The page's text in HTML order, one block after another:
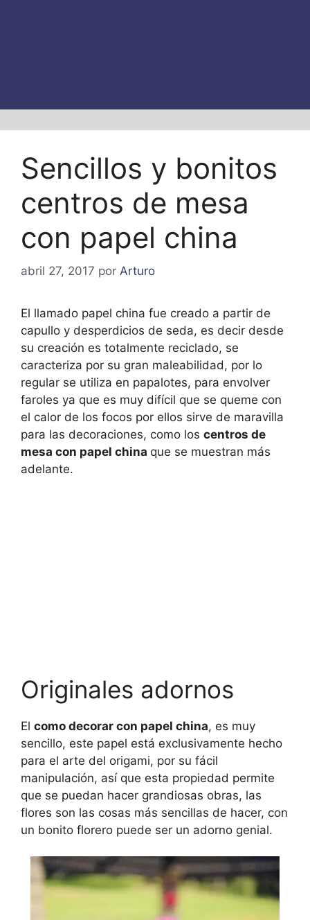
Sencillos y bonitos
centros de mesa
con papel china
abril 27, 2017 por Arturo
El llamado papel china fue creado a partir de
capullo y desperdicios de seda, es decir desde
su creación es totalmente reciclado, se
caracteriza por su gran maleabilidad, por lo
regular se utiliza en papalotes, para envolver
faroles ya que es muy difícil que se queme con
el calor de los focos por ellos sirve de maravilla
para las decoraciones, como los centros de
mesa con papel china que se muestran más
adelante.
Originales adornos
El como decorar con papel china, es muy
sencillo, este papel está exclusivamente hecho
para el arte del origami, por su fácil
manipulación, así que esta propiedad permite
que se puedan hacer grandiosas obras, las
flores son las cosas más sencillas de hacer, con
un bonito florero puede ser un adorno genial.